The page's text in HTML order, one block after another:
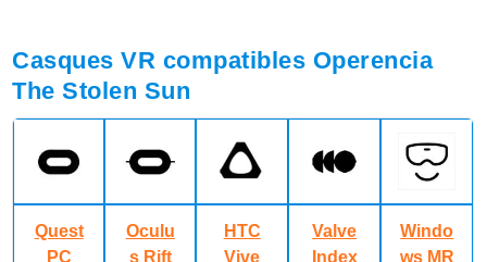
Casques VR compatibles Operencia
The Stolen Sun
Quest
PC
Oculu
s Rift
HTC
Vive
Valve
Index
Windo
ws MR